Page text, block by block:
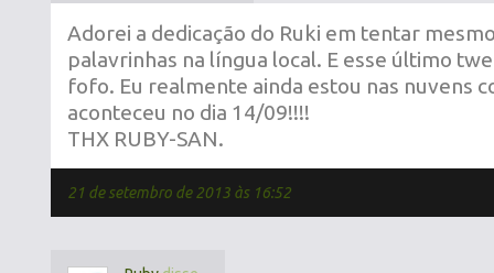
Adorei a dedicação do Ruki em tentar
palavrinhas na língua local. E esse último
fofo. Eu realmente ainda estou nas nuvens
aconteceu no dia 14/09!!!!
THX RUBY-SAN.
21 de setembro de 2013 às 16:52